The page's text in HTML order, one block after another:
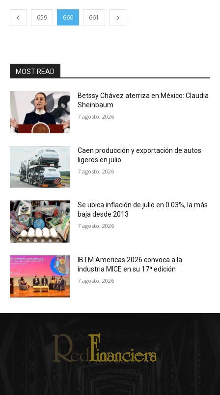
659 660 661
MOST READ
Betssy Chávez aterriza en México: Claudia
Sheinbaum
7 agosto, 2026
Caen producción y exportación de autos
ligeros en julio
7 agosto, 2026
Se ubica inflación de julio en 0.03%, la más
baja desde 2013
7 agosto, 2026
IBTM Americas 2026 convoca a la
industria MICE en su 17ª edición
7 agosto, 2026